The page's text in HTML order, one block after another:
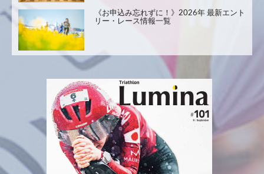
《お申込み忘れずに！》2026年 最新エント
リー・レース情報一覧